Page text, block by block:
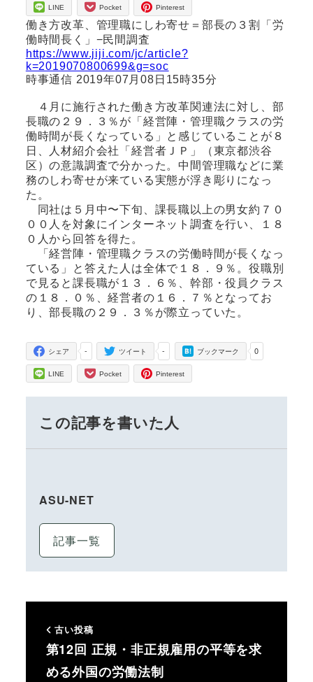
LINE Pocket Pinterest
働き方改革、管理職にしわ寄せ＝部長の３割「労
働時間長く」−民間調査
https://www.jiji.com/jc/article?
k=2019070800699&g=soc
時事通信 2019年07月08日15時35分
４月に施行された働き方改革関連法に対し、部
長職の２９．３％が「経営陣・管理職クラスの労
働時間が長くなっている」と感じていることが８
日、人材紹介会社「経営者ＪＰ」（東京都渋谷
区）の意識調査で分かった。中間管理職などに業
務のしわ寄せが来ている実態が浮き彫りになっ
た。
同社は５月中〜下旬、課長職以上の男女約７０
００人を対象にインターネット調査を行い、１８
０人から回答を得た。
「経営陣・管理職クラスの労働時間が長くなっ
ている」と答えた人は全体で１８．９％。役職別
で見ると課長職が１３．６％、幹部・役員クラス
の１８．０％、経営者の１６．７％となってお
り、部長職の２９．３％が際立っていた。
-
シェア -
ツイート 0
ブックマーク
LINE Pocket Pinterest
この記事を書いた人
ASU-NET
記事一覧
古い投稿
第12回 正規・非正規雇用の平等を求
める外国の労働法制